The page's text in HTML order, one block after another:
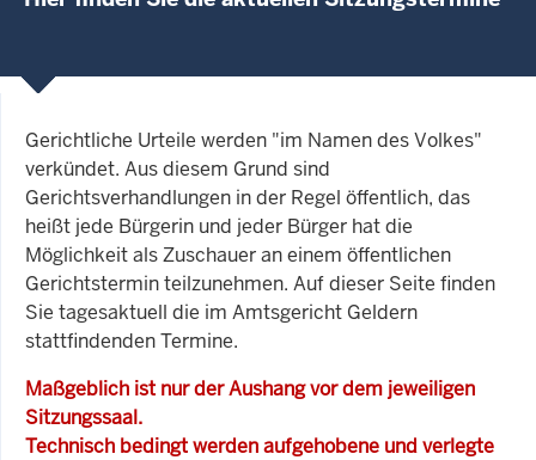
Gerichtliche Urteile werden "im Namen des Volkes"
verkündet. Aus diesem Grund sind
Gerichtsverhandlungen in der Regel öffentlich, das
heißt jede Bürgerin und jeder Bürger hat die
Möglichkeit als Zuschauer an einem öffentlichen
Gerichtstermin teilzunehmen. Auf dieser Seite finden
Sie tagesaktuell die im Amtsgericht Geldern
stattfindenden Termine.
Maßgeblich ist nur der Aushang vor dem jeweiligen
Sitzungssaal.
Technisch bedingt werden aufgehobene und verlegte